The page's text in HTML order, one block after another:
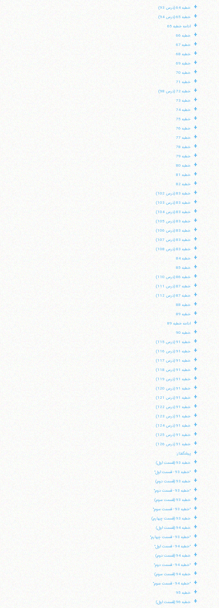
+ خطبه 64 (درس 93)
+ خطبه 65 (درس 94)
+ ادامه خطبه 65
+ خطبه 66
+ خطبه 67
+ خطبه 68
+ خطبه 69
+ خطبه 70
+ خطبه 71
+ خطبه 72 (درس 98)
+ خطبه 73
+ خطبه 74
+ خطبه 75
+ خطبه 76
+ خطبه 77
+ خطبه 78
+ خطبه 79
+ خطبه 80
+ خطبه 81
+ خطبه 82
+ خطبه 83 (درس 102)
+ خطبه 83 (درس 103)
+ خطبه 83 (درس 104)
+ خطبه 83 (درس 105)
+ خطبه 83 (درس 106)
+ خطبه 83 (درس 107)
+ خطبه 83 (درس 108)
+ خطبه 84
+ خطبه 85
+ خطبه 86 (درس 110)
+ خطبه 87 (درس 111)
+ خطبه 87 (درس 112)
+ خطبه 88
+ خطبه 89
+ ادامه خطبه 89
+ خطبه 90
+ خطبه 91 (درس 115)
+ خطبه 91 (درس 116)
+ خطبه 91 (درس 117)
+ خطبه 91 (درس 118)
+ خطبه 91 (درس 119)
+ خطبه 91 (درس 120)
+ خطبه 91 (درس 121)
+ خطبه 91 (درس 122)
+ خطبه 91 (درس 123)
+ خطبه 91 (درس 124)
+ خطبه 91 (درس 125)
+ خطبه 91 (درس 126)
+ پیشگفتار:
+ خطبه 93 (قسمت اول)
+ "خطبه 93 - قسمت اول"
+ خطبه 93 (قسمت دوم)
+ "خطبه 93 - قسمت دوم"
+ خطبه 93 (قسمت سوم)
+ "خطبه 93 - قسمت سوم"
+ خطبه 93 (قسمت چهارم)
+ خطبه 94 (قسمت اول)
+ "خطبه 93 - قسمت چهارم"
+ "خطبه 94 - قسمت اول"
+ خطبه 94 (قسمت دوم)
+ "خطبه 94 - قسمت دوم"
+ خطبه 94 (قسمت سوم)
+ "خطبه 94 - قسمت سوم"
+ خطبه 95
+ خطبه 96 (قسمت اول)
ایران